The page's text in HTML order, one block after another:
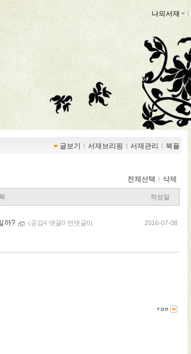
나의서재 ｌ
글보기 ｌ 서재브리핑 ｌ 서재관리 ｌ 북플
전체선택 ｌ 삭제
작성일
까? (공감4 댓글0 먼댓글0) 2016-07-08